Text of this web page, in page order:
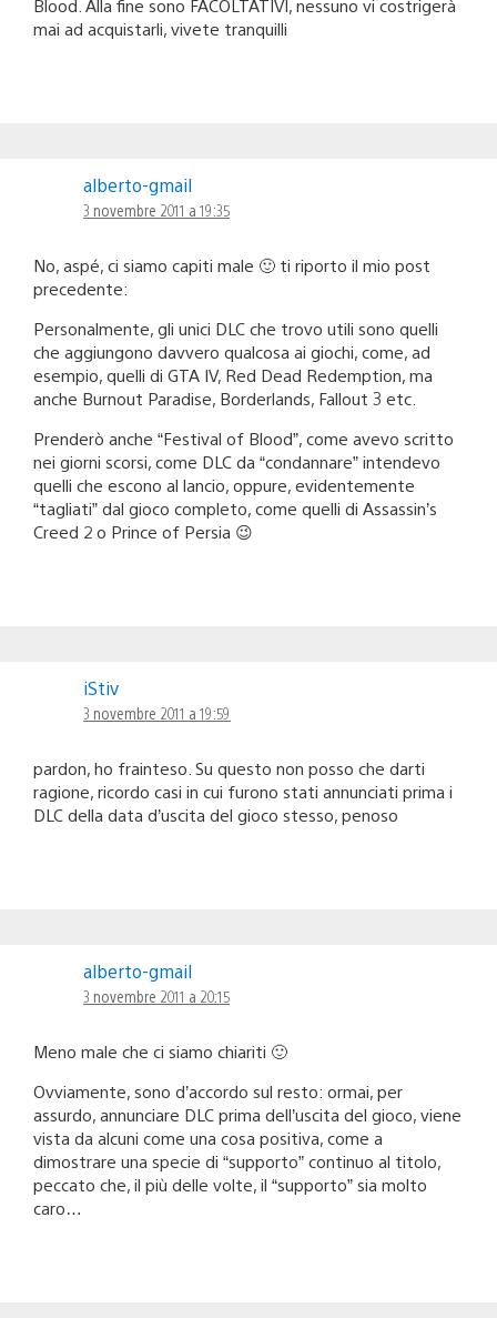
Blood. Alla fine sono FACOLTATIVI, nessuno vi costrigerà
mai ad acquistarli, vivete tranquilli
alberto-gmail
3 novembre 2011 a 19:35
No, aspé, ci siamo capiti male 🙂 ti riporto il mio post
precedente:
Personalmente, gli unici DLC che trovo utili sono quelli
che aggiungono davvero qualcosa ai giochi, come, ad
esempio, quelli di GTA IV, Red Dead Redemption, ma
anche Burnout Paradise, Borderlands, Fallout 3 etc.
Prenderò anche “Festival of Blood”, come avevo scritto
nei giorni scorsi, come DLC da “condannare” intendevo
quelli che escono al lancio, oppure, evidentemente
“tagliati” dal gioco completo, come quelli di Assassin’s
Creed 2 o Prince of Persia 😉
iStiv
3 novembre 2011 a 19:59
pardon, ho frainteso. Su questo non posso che darti
ragione, ricordo casi in cui furono stati annunciati prima i
DLC della data d’uscita del gioco stesso, penoso
alberto-gmail
3 novembre 2011 a 20:15
Meno male che ci siamo chiariti 🙂
Ovviamente, sono d’accordo sul resto: ormai, per
assurdo, annunciare DLC prima dell’uscita del gioco, viene
vista da alcuni come una cosa positiva, come a
dimostrare una specie di “supporto” continuo al titolo,
peccato che, il più delle volte, il “supporto” sia molto
caro…